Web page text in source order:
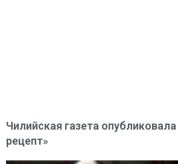
Чилийская газета
рецепт»